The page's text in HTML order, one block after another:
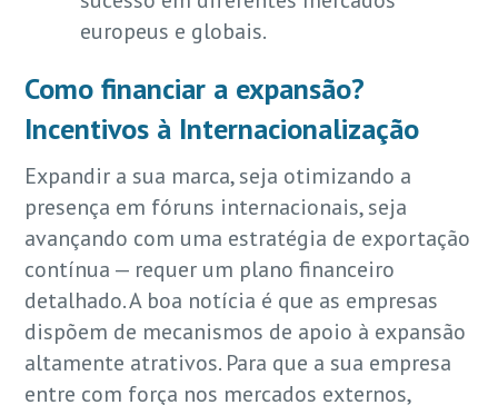
europeus e globais.
Como financiar a expansão?
Incentivos à Internacionalização
Expandir a sua marca, seja otimizando a
presença em fóruns internacionais, seja
avançando com uma estratégia de exportação
contínua — requer um plano financeiro
detalhado. A boa notícia é que as empresas
dispõem de mecanismos de apoio à expansão
altamente atrativos. Para que a sua empresa
entre com força nos mercados externos,